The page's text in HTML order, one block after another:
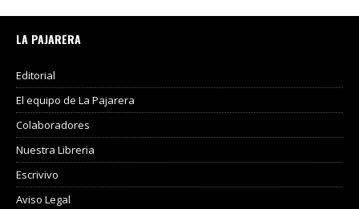
LA PAJARERA
Editorial
El equipo de La Pajarera
Colaboradores
Nuestra Libreria
Escrivivo
Aviso Legal